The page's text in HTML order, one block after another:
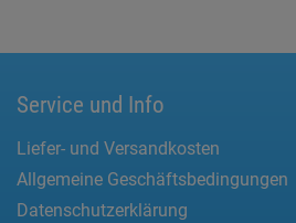
Service und Info
Liefer- und Versandkosten
Allgemeine Geschäftsbedingungen
Datenschutzerklärung